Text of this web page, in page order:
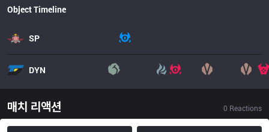
Object Timeline
SP
DYN
매치 리액션 0 Reactions